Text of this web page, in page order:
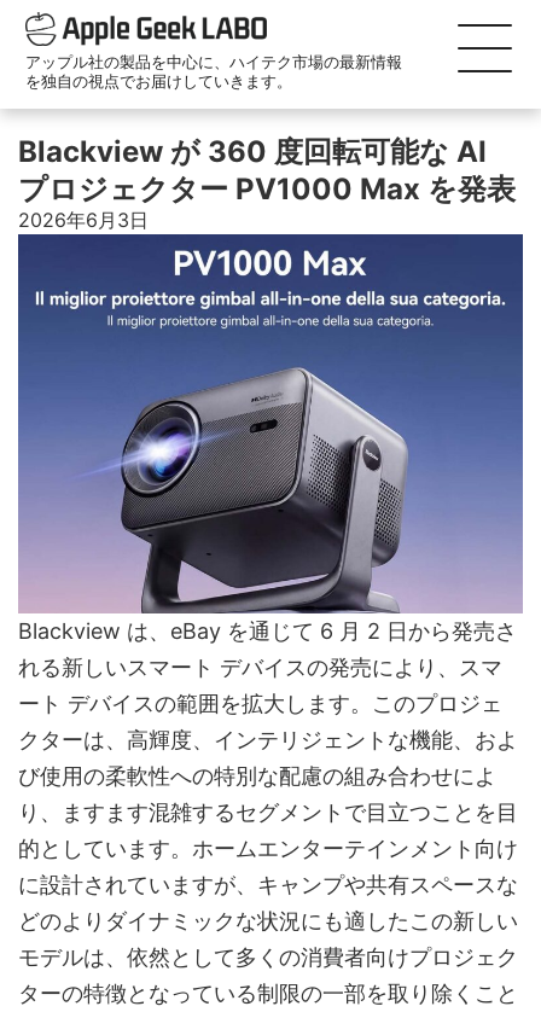
アップル社の製品を中心に、ハイテク市場の最新情報
を独自の視点でお届けしていきます。
Blackview が 360 度回転可能な AI
プロジェクター PV1000 Max を発表
2026年6月3日
Blackview は、eBay を通じて 6 月 2 日から発売さ
れる新しいスマート デバイスの発売により、スマ
ート デバイスの範囲を拡大します。このプロジェ
クターは、高輝度、インテリジェントな機能、およ
び使用の柔軟性への特別な配慮の組み合わせによ
り、ますます混雑するセグメントで目立つことを目
的としています。ホームエンターテインメント向け
に設計されていますが、キャンプや共有スペースな
どのよりダイナミックな状況にも適したこの新しい
モデルは、依然として多くの消費者向けプロジェク
ターの特徴となっている制限の一部を取り除くこと